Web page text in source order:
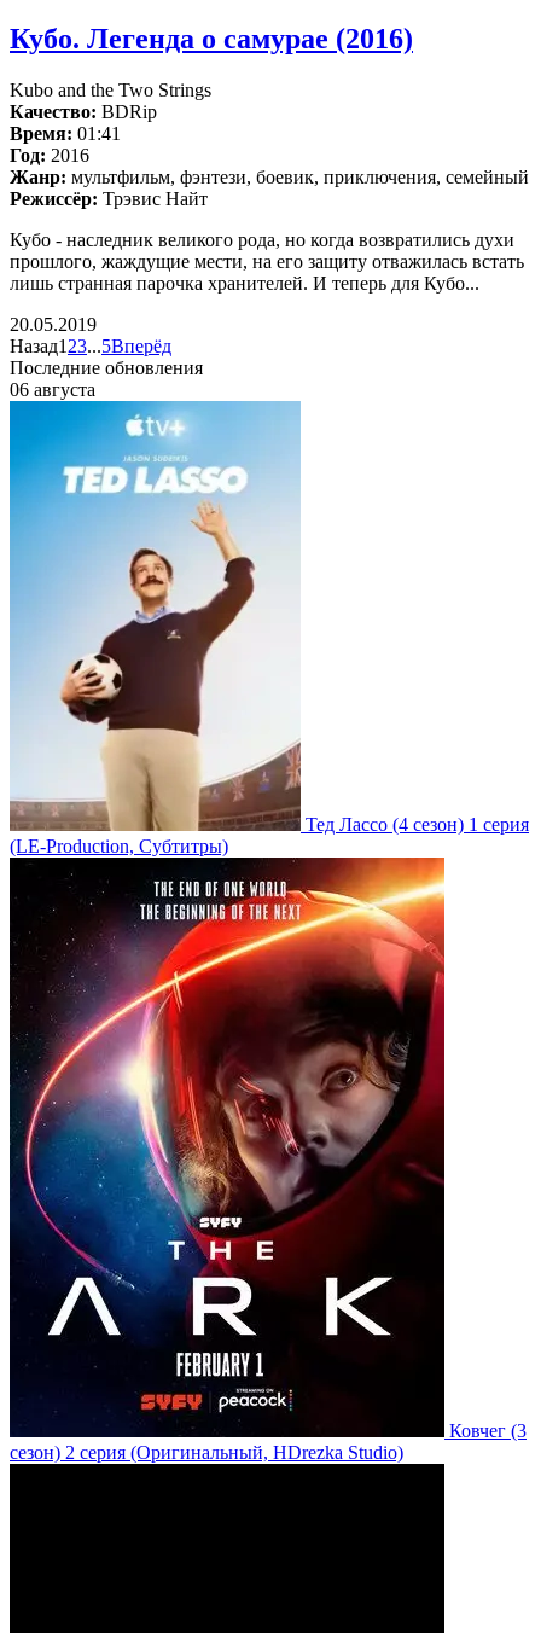
Кубо. Легенда о самурае (2016)
Kubo and the Two Strings
Качество: BDRip
Время: 01:41
Год: 2016
Жанр: мультфильм, фэнтези, боевик, приключения, семейный
Режиссёр: Трэвис Найт
Кубо - наследник великого рода, но когда возвратились духи
прошлого, жаждущие мести, на его защиту отважилась встать
лишь странная парочка хранителей. И теперь для Кубо...
20.05.2019
Назад1 23...5Вперёд
Последние обновления
06 августа
Тед Лассо (4 сезон) 1 серия
(LE-Production, Субтитры)
Ковчег (3
сезон) 2 серия (Оригинальный, HDrezka Studio)